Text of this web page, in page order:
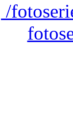
/